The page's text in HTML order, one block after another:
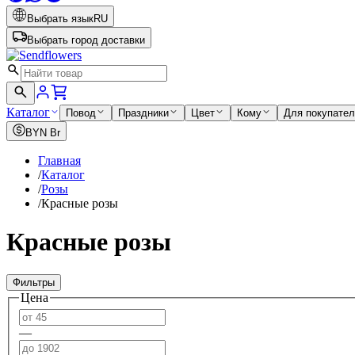
Выбрать языкRU
Выбрать город доставки
Каталог Повод Праздники Цвет Кому
Для
BYN Br
Главная
/Каталог
/Розы
/Красные розы
Красные розы
Фильтры
Цена
—